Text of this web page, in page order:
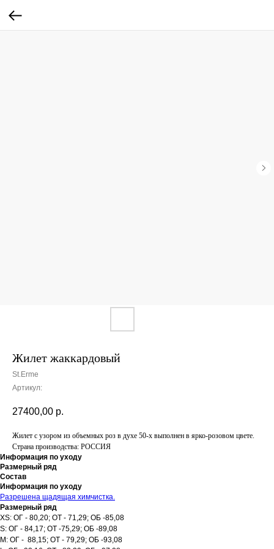
Жилет жаккардовый
St.Erme
Артикул:
27400,00 р.
Жилет с узором из объемных роз в духе 50-х выполнен в ярко-розовом цвете.
Страна производства: РОССИЯ
Информация по уходу
Размерный ряд
Состав
Информация по уходу
Разрешена щадящая химчистка.
Размерный ряд
XS: ОГ - 80,20; ОТ - 71,29; ОБ -85,08
S: ОГ - 84,17; ОТ -75,29; ОБ -89,08
M: ОГ - 88,15; ОТ - 79,29; ОБ -93,08